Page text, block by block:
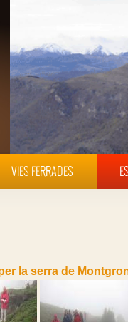
VIES FERRADES
la serra de